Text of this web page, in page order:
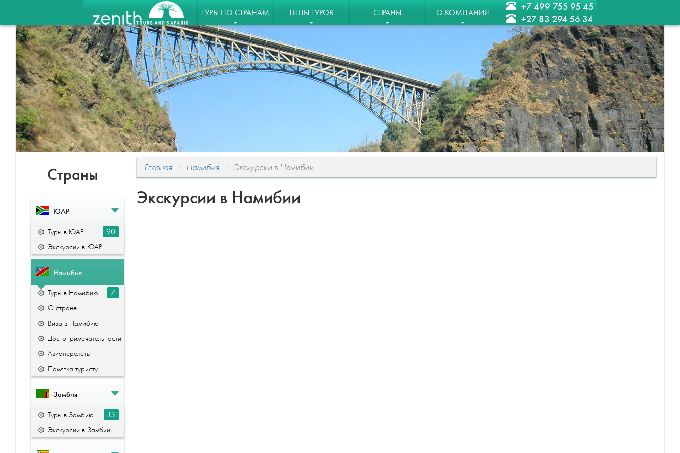
ТУРЫ ПО СТРАНАМ ТИПЫ ТУРОВ СТРАНЫ О КОМПАНИИ
+7 499 755 95 45
+27 83 294 56 34
Страны
ЮАР
Туры в ЮАР
90
Экскурсии в ЮАР
Намибия
Туры в Намибию
7
О стране
Виза в Намибию
Достопримечательности
Авиаперелеты
Памятка туристу
Замбия
Туры в Замбию
13
Экскурсии в Замбии
Главная Намибия Экскурсии в Намибии
Экскурсии в Намибии